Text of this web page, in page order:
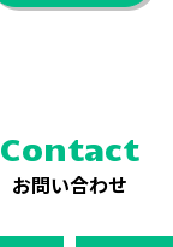
Contact
お問い合わせ